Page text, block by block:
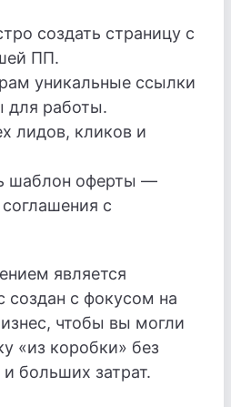
создать страницу с
ПП.
уникальные ссылки
для работы.
лидов, кликов и
шаблон оферты —
с
является
создан с фокусом на
чтобы вы могли
«из коробки» без
больших затрат.